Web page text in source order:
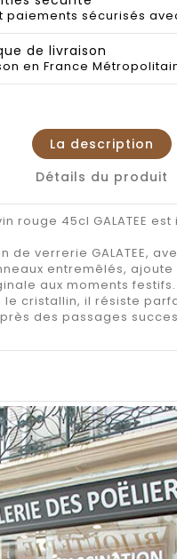
paiements sécurisés
de livraison
en France
La description
Détails du produit
rouge 45cl GALATEE
de verrerie GALATEE,
entremêlés, ajoute
aux moments
le cristallin, il résiste
des passages